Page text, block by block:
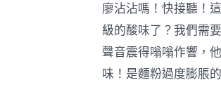
廖沾沾嗎！快接聽！
級的酸味了？我們需
聲音震得嗡嗡作響，
味！是麵粉過度膨脹